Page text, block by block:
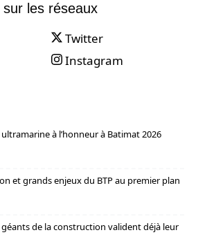
les réseaux
Twitter
Instagram
ultramarine à l’honneur à Batimat 2026
et grands enjeux du BTP au premier plan
de la construction valident déjà leur